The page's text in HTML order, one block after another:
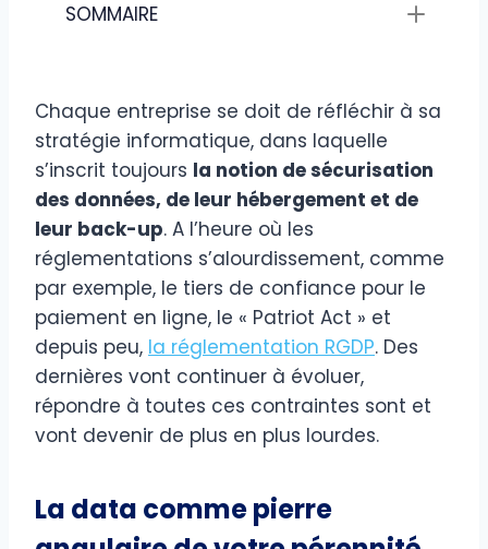
SOMMAIRE
Chaque entreprise se doit de réfléchir à sa
stratégie informatique, dans laquelle
s’inscrit toujours la notion de sécurisation
des données, de leur hébergement et de
leur back-up. A l’heure où les
réglementations s’alourdissement, comme
par exemple, le tiers de confiance pour le
paiement en ligne, le « Patriot Act » et
depuis peu, la réglementation RGDP. Des
dernières vont continuer à évoluer,
répondre à toutes ces contraintes sont et
vont devenir de plus en plus lourdes.
La data comme pierre